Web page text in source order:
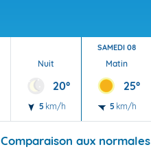
Nuit
20°
5 km/h
SAMEDI 08
Matin
25°
5 km/h
Comparaison aux normales